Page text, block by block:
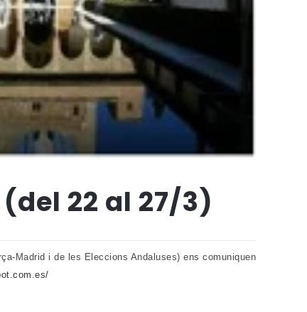
22 al 27/3)
Madrid i de les Eleccions Andaluses) ens comuniquen